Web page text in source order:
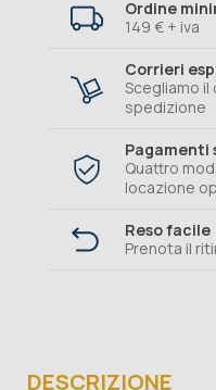
Ordine
149 € + iva
Corrieri
Scegliamo
spedizione
Pagamenti
Quattro
locazione
Reso facile
Prenota il
DESCRIZIONE